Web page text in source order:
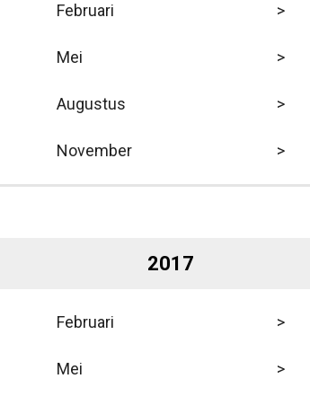
Februari >
Mei >
Augustus >
November >
2017
Februari >
Mei >